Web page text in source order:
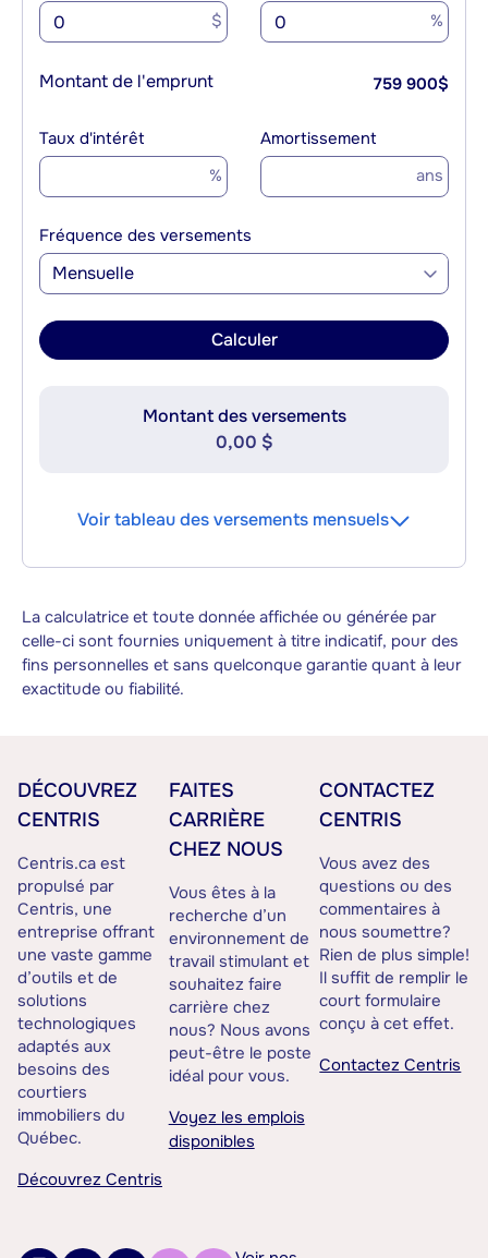
$ %
Montant de l'emprunt 759 900$
Taux d'intérêt
%
Amortissement
ans
Fréquence des versements
Mensuelle
Calculer
Montant des versements
0,00 $
Voir tableau des versements mensuels
La calculatrice et toute donnée affichée ou générée par
celle-ci sont fournies uniquement à titre indicatif, pour des
fins personnelles et sans quelconque garantie quant à leur
exactitude ou fiabilité.
DÉCOUVREZ
CENTRIS
Centris.ca est
propulsé par
Centris, une
entreprise offrant
une vaste gamme
d’outils et de
solutions
technologiques
adaptés aux
besoins des
courtiers
immobiliers du
Québec.
Découvrez Centris
FAITES
CARRIÈRE
CHEZ NOUS
Vous êtes à la
recherche d’un
environnement de
travail stimulant et
souhaitez faire
carrière chez
nous? Nous avons
peut-être le poste
idéal pour vous.
Voyez les emplois
disponibles
CONTACTEZ
CENTRIS
Vous avez des
questions ou des
commentaires à
nous soumettre?
Rien de plus simple!
Il suffit de remplir le
court formulaire
conçu à cet effet.
Contactez Centris